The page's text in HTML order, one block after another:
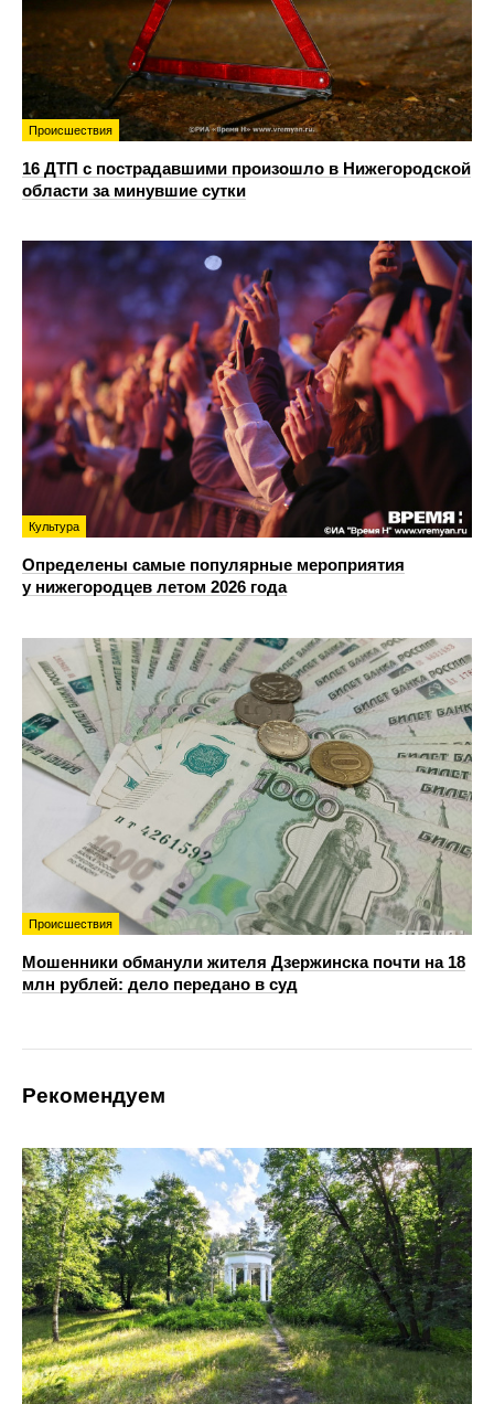
Происшествия
16 ДТП с пострадавшими произошло в Нижегородской
области за минувшие сутки
Культура
Определены самые популярные мероприятия
у нижегородцев летом 2026 года
Происшествия
Мошенники обманули жителя Дзержинска почти на 18
млн рублей: дело передано в суд
Рекомендуем